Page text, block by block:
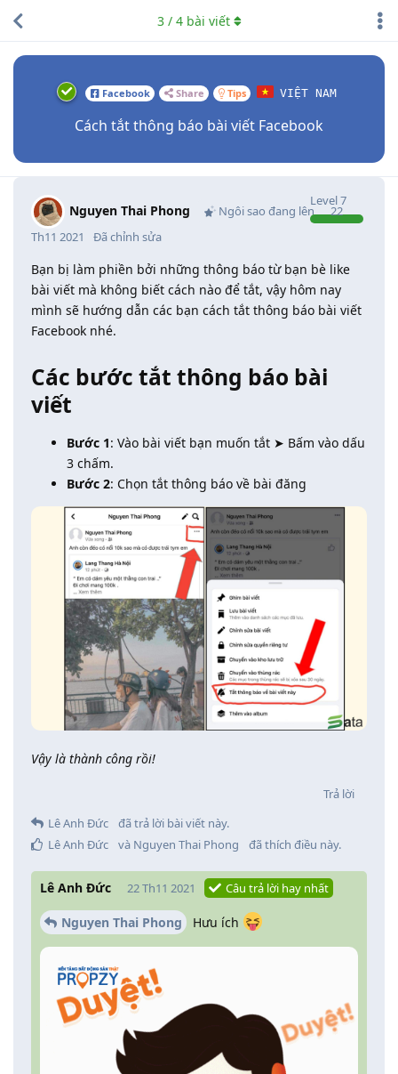
Facebook Share Tips VIỆT NAM
Cách tắt thông báo bài viết Facebook
3/ 4bài viết
Nguyen Thai Phong Ngôi sao đang lên
Level7
22
Th11 2021
Đã chỉnh sửa
Bạn bị làm phiền bởi những thông báo từ bạn bè like
bài viết mà không biết cách nào để tắt, vậy hôm nay
mình sẽ hướng dẫn các bạn cách tắt thông báo bài viết
Facebook nhé.
Các bước tắt thông báo bài
viết
Bước 1: Vào bài viết bạn muốn tắt ➤ Bấm vào dấu
3 chấm.
Bước 2: Chọn tắt thông báo về bài đăng
Vậy là thành công rồi!
Trả lời
Lê Anh Đức
đã trả lời bài viết này.
Lê Anh Đức
và Nguyen Thai Phong đã thích điều này.
Lê Anh Đức 22 Th11 2021 Câu trả lời hay nhất
Nguyen Thai Phong Hưu ích